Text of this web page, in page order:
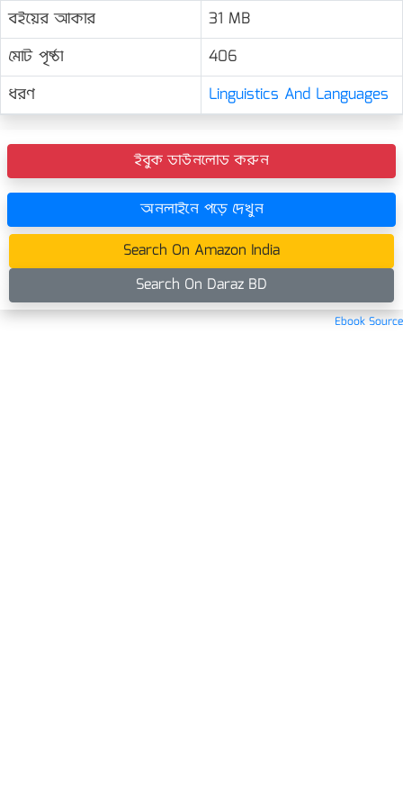
বইয়ের আকার
31 MB
মোট পৃষ্ঠা
406
ধরণ
Linguistics And Languages
ইবুক ডাউনলোড করুন
অনলাইনে পড়ে দেখুন
Search On Amazon India
Search On Daraz BD
Ebook Source